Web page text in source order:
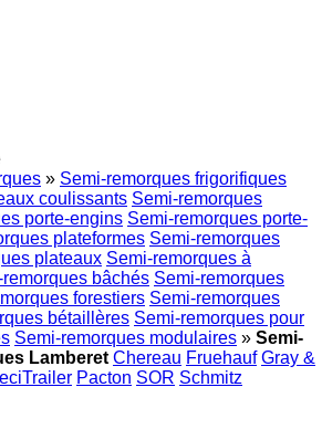
» Semi-remorques frigorifiques
coulissants Semi-remorques
porte-engins Semi-remorques porte-
plateformes Semi-remorques
plateaux Semi-remorques à
remorques bâchés Semi-remorques
forestiers Semi-remorques
bétaillères Semi-remorques pour
Semi-remorques modulaires » Semi-
Lamberet Chereau Fruehauf Gray &
Pacton SOR Schmitz